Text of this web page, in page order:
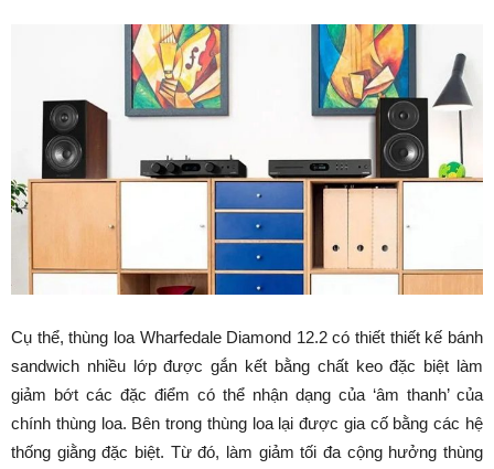
Cụ thể, thùng loa Wharfedale Diamond 12.2 có thiết thiết kế bánh
sandwich nhiều lớp được gắn kết bằng chất keo đặc biệt làm
giảm bớt các đặc điểm có thể nhận dạng của ‘âm thanh’ của
chính thùng loa. Bên trong thùng loa lại được gia cố bằng các hệ
thống giằng đặc biệt. Từ đó, làm giảm tối đa cộng hưởng thùng